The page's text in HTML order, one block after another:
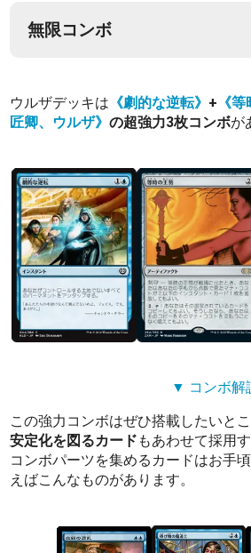
無限コンボ
ウルザデッキは 《劇的な逆転》 + 《
匠卿、ウルザ》の超強力3枚コンボが
▼ コンボ解
この強力コンボはぜひ搭載したいとこ
安定化を図るカード もあわせて採用
コンボパーツを集めるカードはお手
えばこんなものがあります。